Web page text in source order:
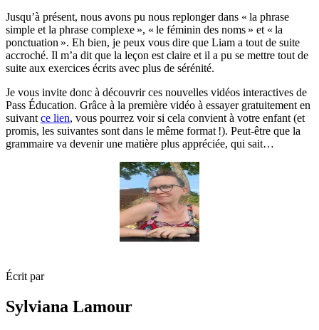
Jusqu’à présent, nous avons pu nous replonger dans « la phrase
simple et la phrase complexe », « le féminin des noms » et « la
ponctuation ». Eh bien, je peux vous dire que Liam a tout de suite
accroché. Il m’a dit que la leçon est claire et il a pu se mettre tout de
suite aux exercices écrits avec plus de sérénité.
Je vous invite donc à découvrir ces nouvelles vidéos interactives de
Pass Éducation. Grâce à la première vidéo à essayer gratuitement en
suivant ce lien, vous pourrez voir si cela convient à votre enfant (et
promis, les suivantes sont dans le même format !). Peut-être que la
grammaire va devenir une matière plus appréciée, qui sait…
Écrit par
Sylviana Lamour